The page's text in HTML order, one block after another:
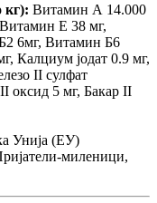
кг): Витамин А 14.000
Е 38 мг,
6мг, Витамин Б6
Калциум јодат 0.9 мг,
II сулфат
оксид 5 мг, Бакар II
Унија (ЕУ)
миленици,